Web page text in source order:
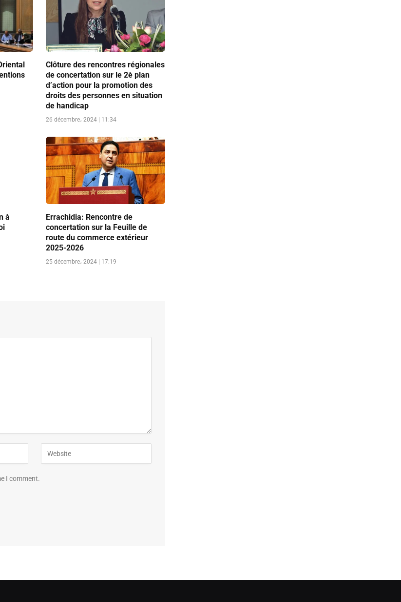
Clôture des rencontres régionales
de concertation sur le 2è plan
d’action pour la promotion des
droits des personnes en situation
de handicap
26 décembre، 2024 | 11:34
à
Errachidia: Rencontre de
concertation sur la Feuille de
route du commerce extérieur
2025-2026
25 décembre، 2024 | 17:19
I comment.